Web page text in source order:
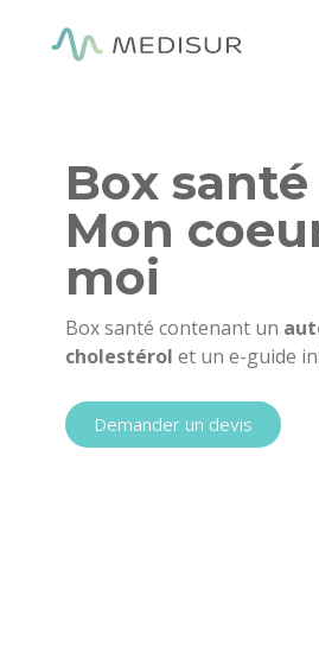
Accueil
Box santé
Mon
moi
Box santé contenant un
cholestérol et un e-guide
Demander un devis